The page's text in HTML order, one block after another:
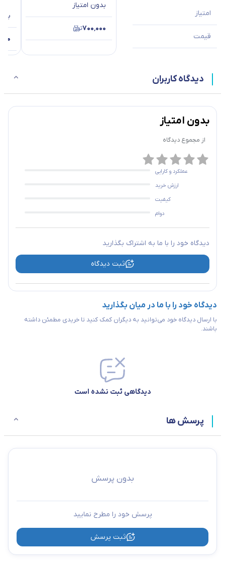
امتیاز
قیمت
بدون امتیاز
۷۰۰٬۰۰۰
دیدگاه کاربران
بدون امتیاز
از مجموع دیدگاه
عملکرد و کارایی
ارزش خرید
کیفیت
دوام
دیدگاه خود را با ما به اشتراک بگذارید
ثبت دیدگاه
دیدگاه خود را با ما در میان بگذارید
با ارسال دیدگاه خود می‌توانید به دیگران کمک کنید تا خریدی مطمئن داشته
باشند.
دیدگاهی ثبت نشده است
پرسش ها
بدون پرسش
پرسش خود را مطرح نمایید
ثبت پرسش